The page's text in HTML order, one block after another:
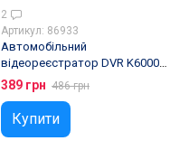
2
Артикул: 86933
Автомобільний
відеореєстратор DVR K6000
Full HD
389 грн 486 грн
Купити